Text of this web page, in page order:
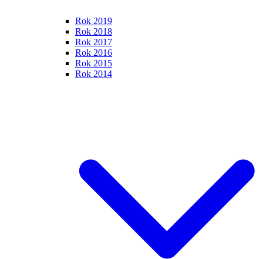
Rok 2019
Rok 2018
Rok 2017
Rok 2016
Rok 2015
Rok 2014